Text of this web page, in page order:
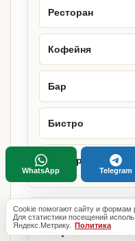
Ресторан
Кофейня
Бар
Бистро
Бургерная
Городские
направлению
Cookie помогают сайту и формам
Для статистики посещений
Яндекс.Метрику. Политика
WhatsApp Telegram